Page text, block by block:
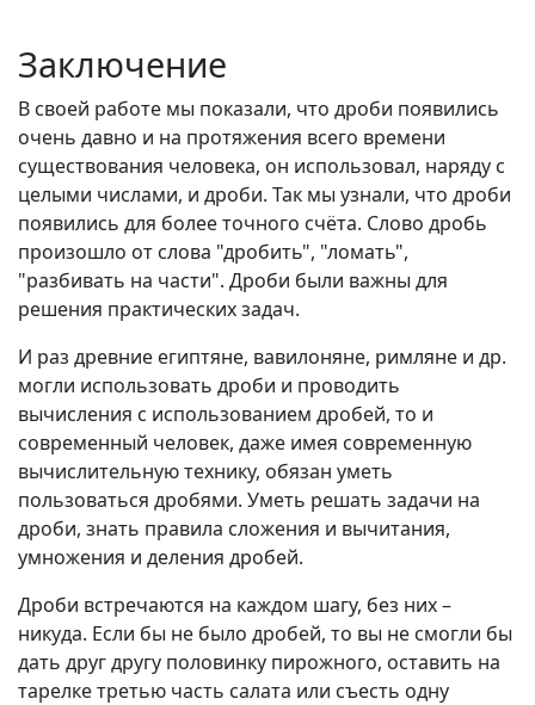
Заключение
В своей работе мы показали, что дроби появились
очень давно и на протяжения всего времени
существования человека, он использовал, наряду с
целыми числами, и дроби. Так мы узнали, что дроби
появились для более точного счёта. Слово дробь
произошло от слова "дробить", "ломать",
"разбивать на части". Дроби были важны для
решения практических задач.
И раз древние египтяне, вавилоняне, римляне и др.
могли использовать дроби и проводить
вычисления с использованием дробей, то и
современный человек, даже имея современную
вычислительную технику, обязан уметь
пользоваться дробями. Уметь решать задачи на
дроби, знать правила сложения и вычитания,
умножения и деления дробей.
Дроби встречаются на каждом шагу, без них –
никуда. Если бы не было дробей, то вы не смогли бы
дать друг другу половинку пирожного, оставить на
тарелке третью часть салата или съесть одну